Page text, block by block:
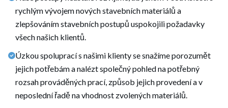
rychlým vývojem nových stavebních materiálů a
zlepšováním stavebních postupů uspokojili požadavky
všech našich klientů.
Úzkou spoluprací s našimi klienty se snažíme porozumět
jejich potřebám a nalézt společný pohled na potřebný
rozsah prováděných prací, způsob jejich provedení a v
neposlední řadě na vhodnost zvolených materiálů.